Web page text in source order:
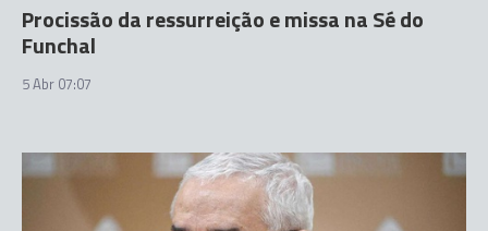
Procissão da ressurreição e missa na Sé do
Funchal
5 Abr 07:07